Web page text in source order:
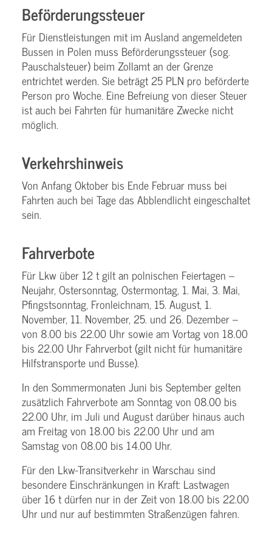
Beförderungssteuer
Für Dienstleistungen mit im Ausland angemeldeten
Bussen in Polen muss Beförderungssteuer (sog.
Pauschalsteuer) beim Zollamt an der Grenze
entrichtet werden. Sie beträgt 25 PLN pro beförderte
Person pro Woche. Eine Befreiung von dieser Steuer
ist auch bei Fahrten für humanitäre Zwecke nicht
möglich.
Verkehrshinweis
Von Anfang Oktober bis Ende Februar muss bei
Fahrten auch bei Tage das Abblendlicht eingeschaltet
sein.
Fahrverbote
Für Lkw über 12 t gilt an polnischen Feiertagen –
Neujahr, Ostersonntag, Ostermontag, 1. Mai, 3. Mai,
Pfingstsonntag, Fronleichnam, 15. August, 1.
November, 11. November, 25. und 26. Dezember –
von 8.00 bis 22.00 Uhr sowie am Vortag von 18.00
bis 22.00 Uhr Fahrverbot (gilt nicht für humanitäre
Hilfstransporte und Busse).
In den Sommermonaten Juni bis September gelten
zusätzlich Fahrverbote am Sonntag von 08.00 bis
22.00 Uhr, im Juli und August darüber hinaus auch
am Freitag von 18.00 bis 22.00 Uhr und am
Samstag von 08.00 bis 14.00 Uhr.
Für den Lkw-Transitverkehr in Warschau sind
besondere Einschränkungen in Kraft: Lastwagen
über 16 t dürfen nur in der Zeit von 18.00 bis 22.00
Uhr und nur auf bestimmten Straßenzügen fahren.